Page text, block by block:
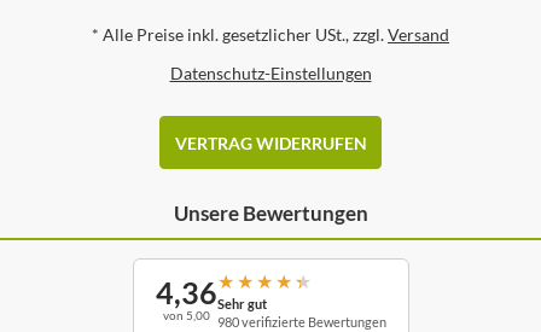
* Alle Preise inkl. gesetzlicher USt., zzgl.Versand
Datenschutz-Einstellungen
VERTRAG WIDERRUFEN
Unsere Bewertungen
4,36
von 5,00
★ ★ ★ ★ ★
Sehr gut
980 verifizierte Bewertungen